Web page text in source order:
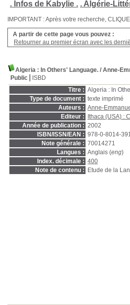
. Infos de Kabylie . . Algérie-
IMPORTANT : Après votre recherche,
A partir de cette page vous pouvez :
Retourner au premier écran avec les
Algeria : In Others' Language. / Anne-
Public
ISBD
Titre : Algeria : In
Type de document : texte imprimé
Auteurs : Anne-
Editeur :
Ithaca (USA) :
Année de publication : 2002
ISBN/ISSN/EAN : 978-0-8014-
Note générale : 70014271
Langues : Anglais (eng)
Index. décimale : 400
Note de contenu :
Etude de la